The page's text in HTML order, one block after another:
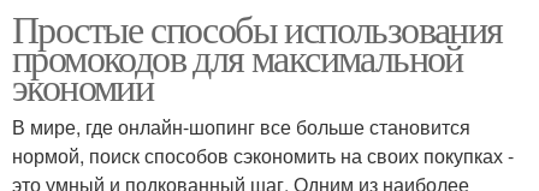
Простые способы использования
промокодов для максимальной
экономии
В мире, где онлайн-шопинг все больше становится
нормой, поиск способов сэкономить на своих покупках -
это умный и подкованный шаг. Одним из наиболее